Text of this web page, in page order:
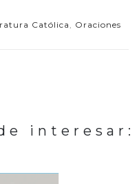
Católica , Oraciones
interesar: